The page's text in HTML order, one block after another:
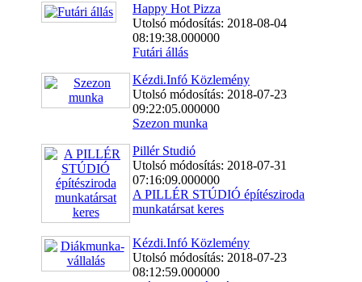
Happy Hot Pizza
Utolsó módosítás: 2018-08-04
08:19:38.000000
Futári állás
Kézdi.Infó Közlemény
Utolsó módosítás: 2018-07-23
09:22:05.000000
Szezon munka
Pillér Studió
Utolsó módosítás: 2018-07-31
07:16:09.000000
A PILLÉR STÚDIÓ építésziroda
munkatársat keres
Kézdi.Infó Közlemény
Utolsó módosítás: 2018-07-23
08:12:59.000000